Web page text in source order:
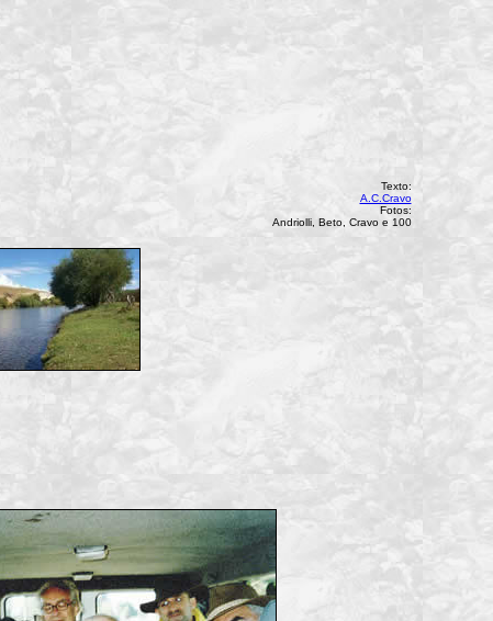
Texto:
A.C.Cravo
Fotos:
Andriolli, Beto, Cravo e 100